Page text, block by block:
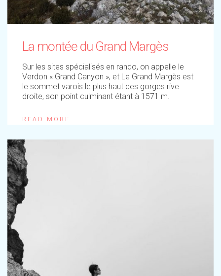
La montée du Grand Margès
Sur les sites spécialisés en rando, on appelle le
Verdon « Grand Canyon », et Le Grand Margès est
le sommet varois le plus haut des gorges rive
droite, son point culminant étant à 1571 m.
READ MORE